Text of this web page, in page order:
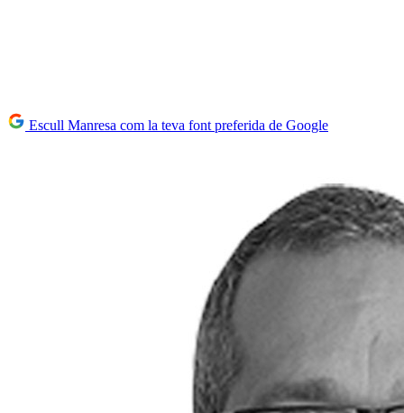
Escull Manresa com la teva font preferida de Google